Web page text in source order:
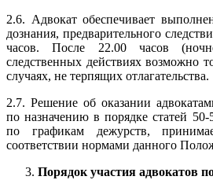
2.6. Адвокат обеспечивает
дознания, предварительного
часов. После 22.00 часов
следственных действиях возможно
случаях, не терпящих отлагательства.
2.7. Решение об оказании
по назначению в порядке статей
по графикам дежурств,
соответствии нормами данного
Порядок участия адвокатов